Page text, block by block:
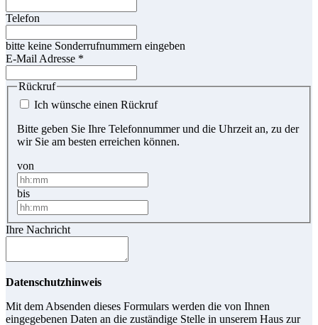
Telefon
bitte keine Sonderrufnummern eingeben
E-Mail Adresse *
Rückruf
Ich wünsche einen Rückruf
Bitte geben Sie Ihre Telefonnummer und die Uhrzeit an, zu der
wir Sie am besten erreichen können.
von
bis
Ihre Nachricht
Datenschutzhinweis
Mit dem Absenden dieses Formulars werden die von Ihnen
eingegebenen Daten an die zuständige Stelle in unserem Haus zur